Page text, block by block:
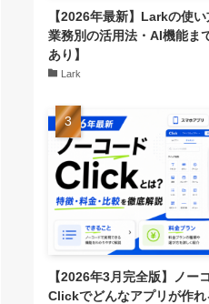
【2026年最新】Larkの使い
業務別の活用法・AI機能ま
あり】
Lark
【2026年3月完全版】ノー
Clickでどんなアプリが作